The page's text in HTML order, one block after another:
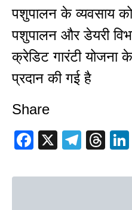
पशुपालन के व्यवसाय
पशुपालन और डेयरी
क्रेडिट गारंटी योजना
प्रदान की गई है
Share
Facebook
X